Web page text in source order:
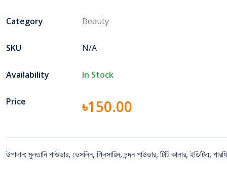
Category Beauty
SKU N/A
Availability In Stock
Price ৳150.00
উপাদান: মুলতানি পাউডার, ভেসলিন, গ্লিসারিন, চন্দন পাউডার, টিটি কালার,